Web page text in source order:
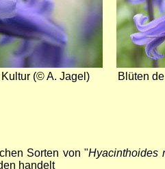
(© A. Jagel) Blüten
Sorten von "Hyacinthoides
handelt